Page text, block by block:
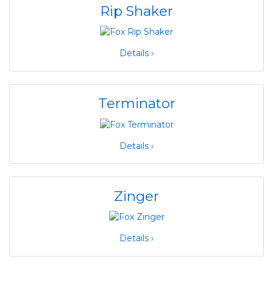
Rip Shaker
Details ›
Terminator
Details ›
Zinger
Details ›